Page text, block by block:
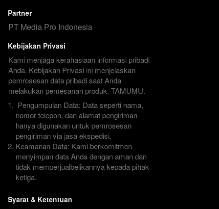
Partner
PT Media Pro Indonesia
Kebijakan Privasi
Kami menjaga kerahasiaan informasi pribadi
Anda. Kebijakan Privasi ini menjelaskan
pemrosesan data pribadi saat Anda
melakukan pemesanan produk. TAMUMU.
nomor telepon, dan alamat pengiriman
hanya digunakan untuk pemrosesan
pengiriman via jasa ekspedisi.
Keamanan Data: Kami berkomitmen
menyimpan data Anda dengan aman dan
tidak memperjualbelikannya kepada pihak
ketiga.
Syarat & Ketentuan